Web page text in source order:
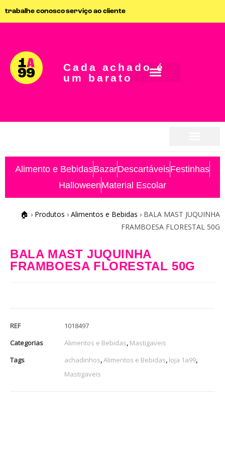
trabalhe conoscoserviço ao cliente
Cada achado é
um barato
Alimento e BebidasBazarDescartáveisFestinhas
HalloweenMaterial Escolar
🏠 › Produtos › Alimentos e Bebidas › BALA MAST JUQUINHA
FRAMBOESA FLORESTAL 50G
BALA MAST JUQUINHA
FRAMBOESA FLORESTAL 50G
REF
1018497
Categorias
Alimentos e Bebidas, Mastigaveis
Tags
achadinhos,Alimentos e Bebidas, loja 1a99,
Mastigaveis